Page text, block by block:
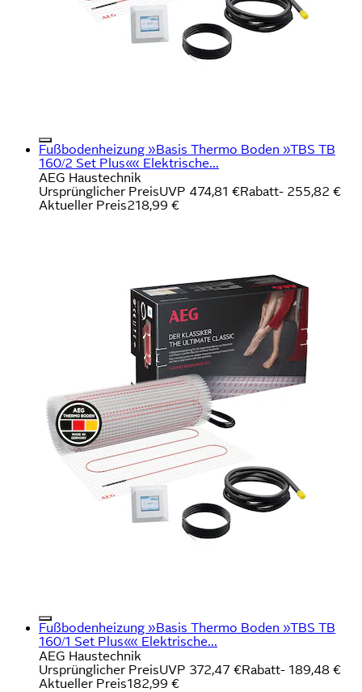
Fußbodenheizung »Basis Thermo Boden »TBS TB
160/2 Set Plus«« Elektrische...
AEG Haustechnik
Ursprünglicher PreisUVP 474,81 €Rabatt- 255,82 €
Aktueller Preis218,99 €
Fußbodenheizung »Basis Thermo Boden »TBS TB
160/1 Set Plus«« Elektrische...
AEG Haustechnik
Ursprünglicher PreisUVP 372,47 €Rabatt- 189,48 €
Aktueller Preis182,99 €